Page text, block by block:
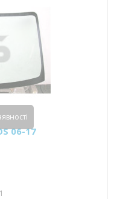
06-17